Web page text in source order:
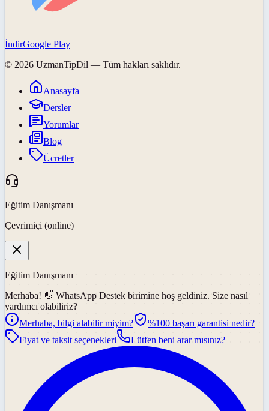
İndirGoogle Play
© 2026 UzmanTipDil — Tüm hakları saklıdır.
Anasayfa
Dersler
Yorumlar
Blog
Ücretler
Eğitim Danışmanı
Çevrimiçi (online)
Eğitim Danışmanı
Merhaba! 👋 WhatsApp Destek birimine hoş geldiniz. Size nasıl
yardımcı olabiliriz?
Merhaba, bilgi alabilir miyim?
%100 başarı garantisi nedir?
Fiyat ve taksit seçenekleri
Lütfen beni arar mısınız?